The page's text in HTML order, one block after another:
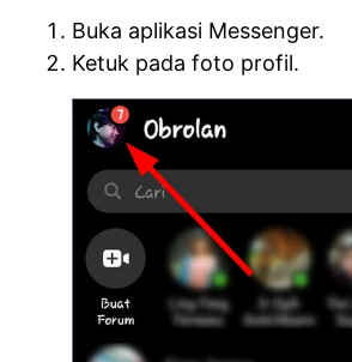
Buka aplikasi Messenger.
Ketuk pada foto profil.